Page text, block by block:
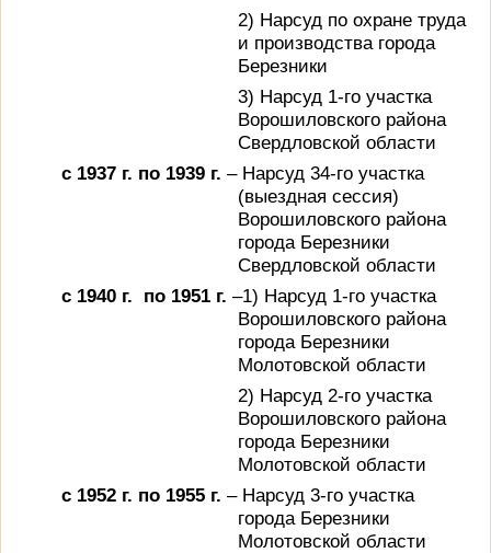
2) Нарсуд по охране труда
и производства города
Березники
3) Нарсуд 1-го участка
Ворошиловского района
Свердловской области
с 1937 г. по 1939 г. – Нарсуд 34-го участка
(выездная сессия)
Ворошиловского района
города Березники
Свердловской области
с 1940 г. по 1951 г. –1) Нарсуд 1-го участка
Ворошиловского района
города Березники
Молотовской области
2) Нарсуд 2-го участка
Ворошиловского района
города Березники
Молотовской области
с 1952 г. по 1955 г. – Нарсуд 3-го участка
города Березники
Молотовской области